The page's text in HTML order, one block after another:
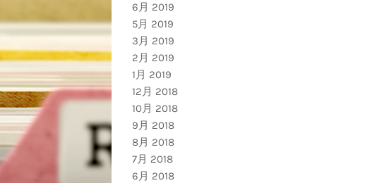
6月 2019
5月 2019
3月 2019
2月 2019
1月 2019
12月 2018
10月 2018
9月 2018
8月 2018
7月 2018
6月 2018